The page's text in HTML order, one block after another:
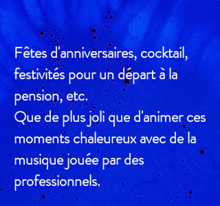
Fêtes d'anniversaires, cocktail,
festivités pour un départ à la
pension, etc.
Que de plus joli que d'animer ces
moments chaleureux avec de la
musique jouée par des
professionnels.